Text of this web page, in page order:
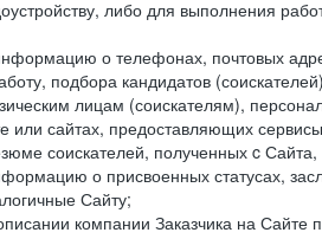
либо для выполнения
о телефонах, почтовых
подбора кандидатов
лицам (соискателям),
или сайтах, предоставляющих
соискателей, полученных c
о присвоенных статусах,
Сайту;
компании Заказчика на Сайте